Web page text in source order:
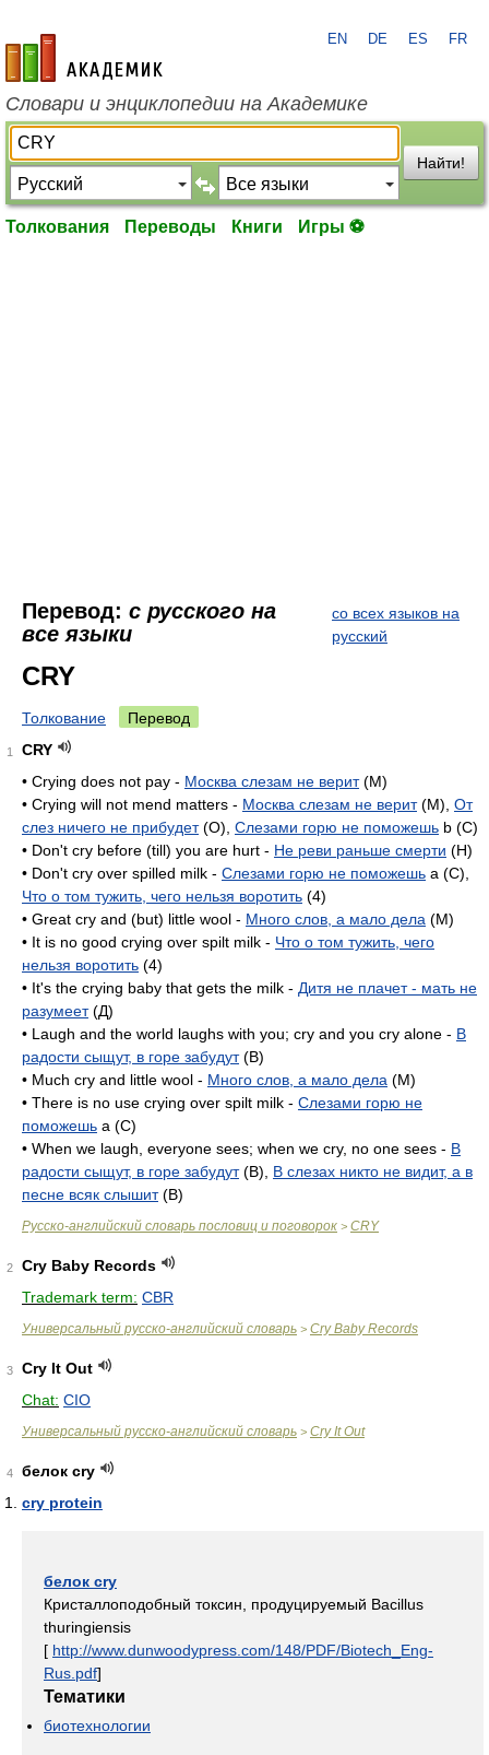
academic.ru
EN DE ES FR
Словари и энциклопедии на Академике
Найти!
Толкования Переводы Книги Игры ⚽
Перевод: с русского на
все языки
со всех языков на
русский
CRY
Толкование Перевод
1
CRY
• Crying does not pay - Москва слезам не верит(M)
• Crying will not mend matters - Москва слезам не верит(M), От
слез ничего не прибудет(O), Слезами горю не поможешь b (C)
• Don't cry before (till) you are hurt - Не реви раньше смерти (H)
• Don't cry over spilled milk - Слезами горю не поможешь a (C),
Что о том тужить, чего нельзя воротить (4)
• Great cry and (but) little wool - Много слов, а мало дела (M)
• It is no good crying over spilt milk - Что о том тужить, чего
нельзя воротить (4)
• It's the crying baby that gets the milk - Дитя не плачет - мать не
разумеет(Д)
• Laugh and the world laughs with you; cry and you cry alone - В
радости сыщут, в горе забудут(B)
• Much cry and little wool - Много слов, а мало дела (M)
• There is no use crying over spilt milk - Слезами горю не
поможешь a (C)
• When we laugh, everyone sees; when we cry, no one sees - В
радости сыщут, в горе забудут(B), В слезах никто не видит, а в
песне всяк слышит(B)
Русско-английский словарь пословиц и поговорок > CRY
2
Cry Baby Records
Trademark term: CBR
Универсальный русско-английский словарь > Cry Baby Records
3
Cry It Out
Chat: CIO
Универсальный русско-английский словарь > Cry It Out
4
белок cry
cry protein
белок cry
Кристаллоподобный токсин, продуцируемый Bacillus
thuringiensis
[ http://www.dunwoodypress.com/148/PDF/Biotech_Eng-
Rus.pdf]
Тематики
биотехнологии